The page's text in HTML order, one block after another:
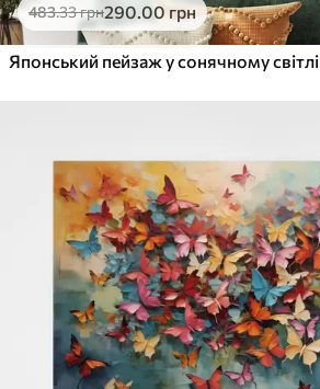
483.33грн290.00 грн
Японський пейзаж у сонячному світлі